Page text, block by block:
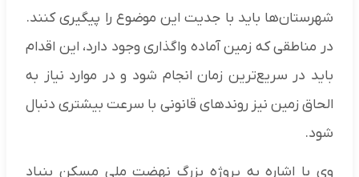
شهرستان‌ها باید با جدیت این موضوع را پیگیری کنند.
در مناطقی که زمین آماده واگذاری وجود دارد، این اقدام
باید در سریع‌ترین زمان انجام شود و در موارد نیاز به
الحاق زمین نیز روندهای قانونی با سرعت بیشتری دنبال
شود.
وی با اشاره به پروژه بزرگ نهضت ملی مسکن بنیاد